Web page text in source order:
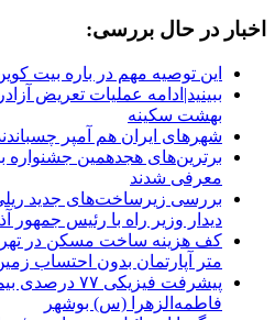
اخبار در حال بررسی:
این توصیه مهم در باره بیت
ببینید|ادامه عملیات تعریض
بهشت سکینه
شهرهای ایران هم آمپر
برترین‌های هجدهمین جشنواره
معرفی شدند
بررسی زیرساخت‌های جدید
دیدار وزیر راه با رئیس جمهور
کف هزینه ساخت مسکن در
متر آپارتمان بدون احتساب
پیشرفت فیزیکی
فاطمه‌الزهرا (س) بوشهر